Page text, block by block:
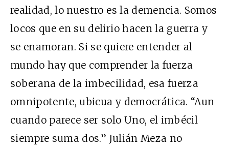
realidad, lo nuestro es la demencia. Somos
locos que en su delirio hacen la guerra y
se enamoran. Si se quiere entender al
mundo hay que comprender la fuerza
soberana de la imbecilidad, esa fuerza
omnipotente, ubicua y democrática. “Aun
cuando parece ser solo Uno, el imbécil
siempre suma dos.” Julián Meza no